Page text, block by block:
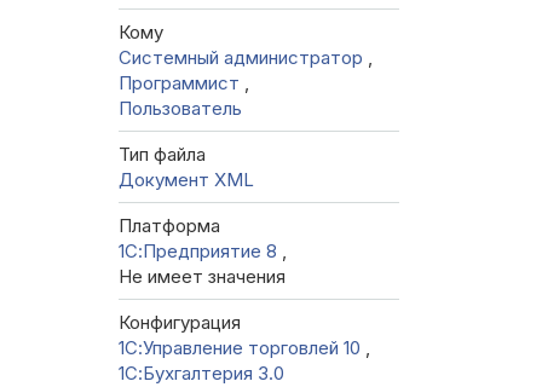
Кому
Системный администратор ,
Программист ,
Пользователь
Тип файла
Документ XML
Платформа
1С:Предприятие 8 ,
Не имеет значения
Конфигурация
1С:Управление торговлей 10 ,
1С:Бухгалтерия 3.0